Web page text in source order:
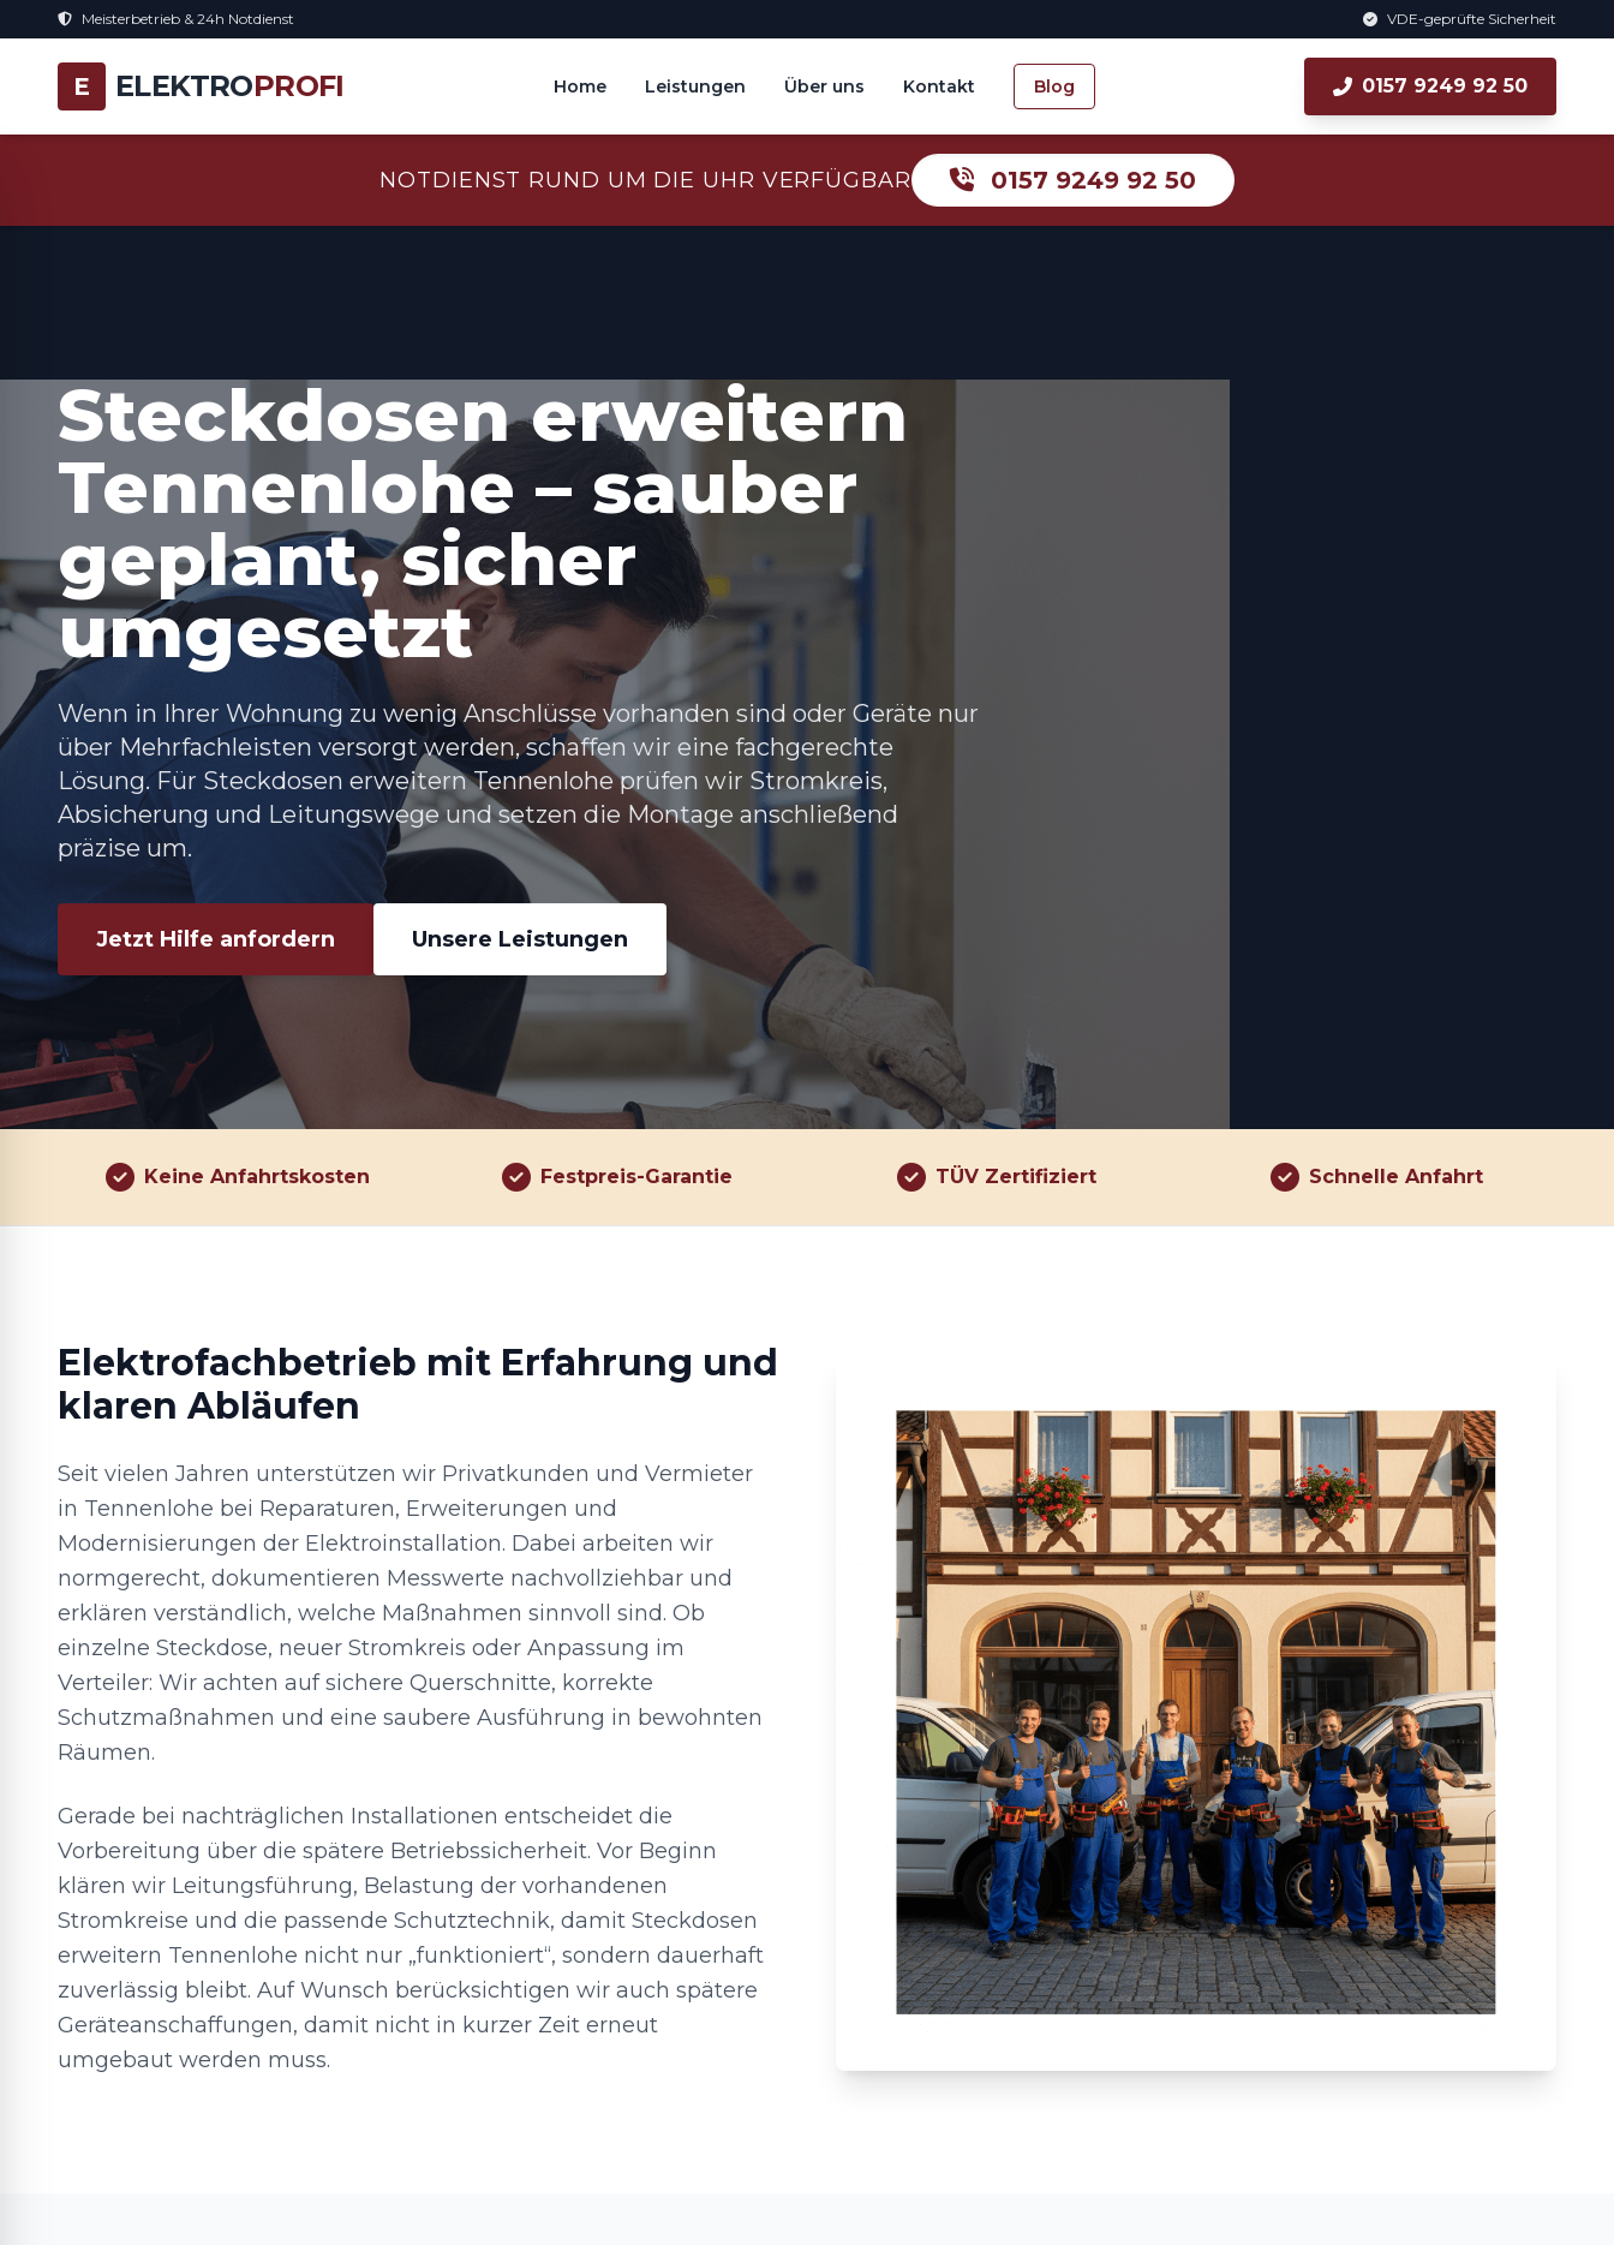
Meisterbetrieb & 24h Notdienst VDE-geprüfte Sicherheit
E ELEKTROPROFI Home Leistungen Über uns Kontakt Blog 0157 9249 92 50
NOTDIENST RUND UM DIE UHR VERFÜGBAR 0157 9249 92 50
Steckdosen erweitern
Tennenlohe – sauber
geplant, sicher
umgesetzt
Wenn in Ihrer Wohnung zu wenig Anschlüsse vorhanden sind oder Geräte nur
über Mehrfachleisten versorgt werden, schaffen wir eine fachgerechte
Lösung. Für Steckdosen erweitern Tennenlohe prüfen wir Stromkreis,
Absicherung und Leitungswege und setzen die Montage anschließend
präzise um.
Jetzt Hilfe anfordern Unsere Leistungen
Keine Anfahrtskosten Festpreis-Garantie TÜV Zertifiziert Schnelle Anfahrt
Elektrofachbetrieb mit Erfahrung und
klaren Abläufen
Seit vielen Jahren unterstützen wir Privatkunden und Vermieter
in Tennenlohe bei Reparaturen, Erweiterungen und
Modernisierungen der Elektroinstallation. Dabei arbeiten wir
normgerecht, dokumentieren Messwerte nachvollziehbar und
erklären verständlich, welche Maßnahmen sinnvoll sind. Ob
einzelne Steckdose, neuer Stromkreis oder Anpassung im
Verteiler: Wir achten auf sichere Querschnitte, korrekte
Schutzmaßnahmen und eine saubere Ausführung in bewohnten
Räumen.
Gerade bei nachträglichen Installationen entscheidet die
Vorbereitung über die spätere Betriebssicherheit. Vor Beginn
klären wir Leitungsführung, Belastung der vorhandenen
Stromkreise und die passende Schutztechnik, damit Steckdosen
erweitern Tennenlohe nicht nur „funktioniert“, sondern dauerhaft
zuverlässig bleibt. Auf Wunsch berücksichtigen wir auch spätere
Geräteanschaffungen, damit nicht in kurzer Zeit erneut
umgebaut werden muss.